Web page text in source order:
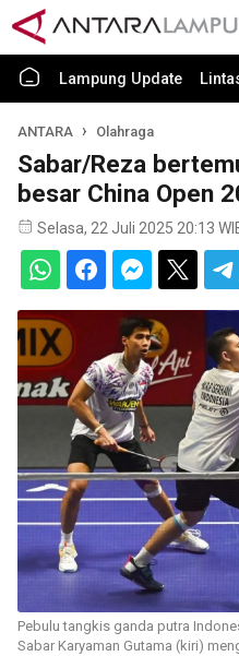
Lampung Update
ANTARA Olahraga
Sabar/Reza
besar China Open
Selasa, 22 Juli 2025 20:13
Pebulu tangkis ganda putra
Sabar Karyaman Gutama (kiri)